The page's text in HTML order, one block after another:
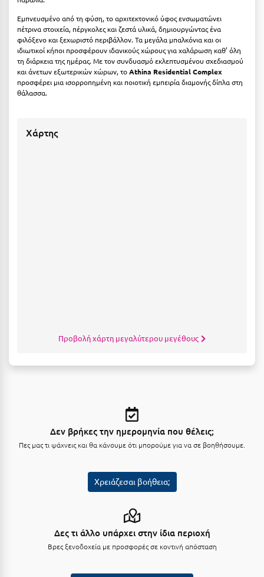
Κάρπαθος
Καρπενήσι
Κάρυστος
Κάσος
Καστοριά
Κουφονήσια
Κρήτη
Κύμη Ευβοίας
Εμπνευσμένο από τη φύση, το αρχιτεκτονικό ύφος ενσωματώνει
πέτρινα στοιχεία, πέργκολες και ζεστά υλικά, δημιουργώντας ένα
φιλόξενο και ξεχωριστό περιβάλλον. Τα μεγάλα μπαλκόνια και οι
ιδιωτικοί κήποι προσφέρουν ιδανικούς χώρους για χαλάρωση καθ’ όλη
τη διάρκεια της ημέρας. Με τον συνδυασμό εκλεπτυσμένου σχεδιασμού
και άνετων εξωτερικών χώρων, τοAthina Residential Complex
προσφέρει μια ισορροπημένη και ποιοτική εμπειρία διαμονής δίπλα στη
θάλασσα.
Χάρτης
Προβολή χάρτη μεγαλύτερου μεγέθους
Δεν βρήκες την ημερομηνία που θέλεις;
Πες μας τι ψάχνεις και θα κάνουμε ότι μπορούμε για να σε βοηθήσουμε.
Χρειάζεσαι βοήθεια;
Δες τι άλλο υπάρχει στην ίδια περιοχή
Βρες ξενοδοχεία με προσφορές σε κοντινή απόσταση